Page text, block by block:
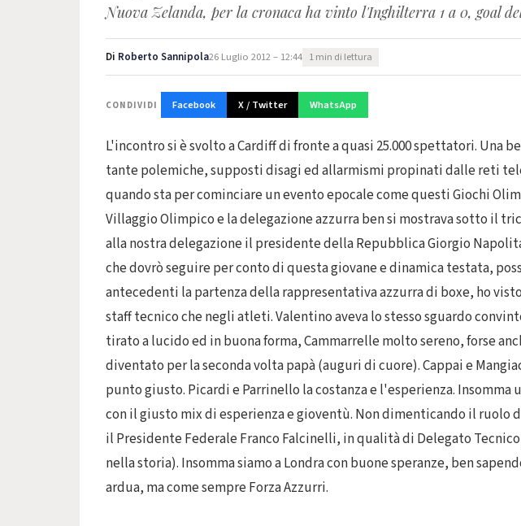
Nuova Zelanda, per la cronaca ha vinto l'Inghilterra 1 a 0, goal
Di Roberto Sannipola26 Luglio 2012 – 12:44 1 min di lettura
CONDIVIDI Facebook X / Twitter WhatsApp
L'incontro si è svolto a Cardiff di fronte a quasi 25.000 spettatori. Una
tante polemiche, supposti disagi ed allarmismi propinati dalle reti
quando sta per cominciare un evento epocale come questi Giochi
Villaggio Olimpico e la delegazione azzurra ben si mostrava sotto il
alla nostra delegazione il presidente della Repubblica Giorgio
che dovrò seguire per conto di questa giovane e dinamica testata,
antecedenti la partenza della rappresentativa azzurra di boxe, ho
staff tecnico che negli atleti. Valentino aveva lo stesso sguardo
tirato a lucido ed in buona forma, Cammarrelle molto sereno, forse
diventato per la seconda volta papà (auguri di cuore). Cappai e
punto giusto. Picardi e Parrinello la costanza e l'esperienza. Insomma
con il giusto mix di esperienza e gioventù. Non dimenticando il ruolo
il Presidente Federale Franco Falcinelli, in qualità di Delegato
nella storia). Insomma siamo a Londra con buone speranze, ben
ardua, ma come sempre Forza Azzurri.